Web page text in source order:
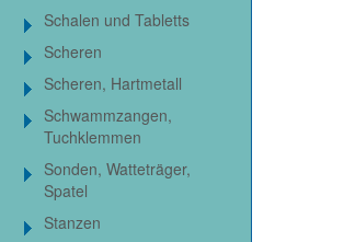
Schalen und Tabletts
Scheren
Scheren, Hartmetall
Schwammzangen,
Tuchklemmen
Sonden, Watteträger,
Spatel
Stanzen